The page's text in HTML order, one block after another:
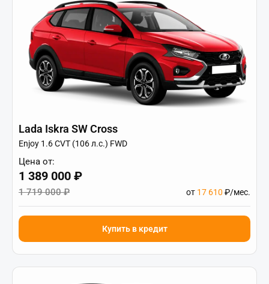
Lada Iskra SW Cross
Enjoy 1.6 CVT (106 л.с.) FWD
Цена от:
1 389 000 ₽
1 719 000 ₽ от 17 610 ₽/мес.
Купить в кредит